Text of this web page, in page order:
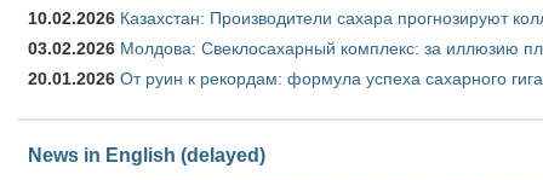
10.02.2026 Казахстан: Производители сахара прогнозируют
03.02.2026 Молдова: Свеклосахарный комплекс: за иллюзию
20.01.2026 От руин к рекордам: формула успеха сахарного
News in English (delayed)